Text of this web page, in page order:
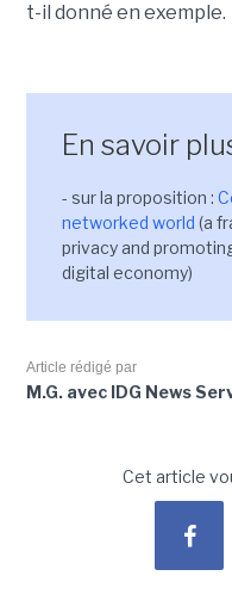
t-il donné en exemple.
En savoir
- sur la proposition :
networked world (a
privacy and
digital economy)
Article rédigé par
M.G. avec IDG News
Cet article